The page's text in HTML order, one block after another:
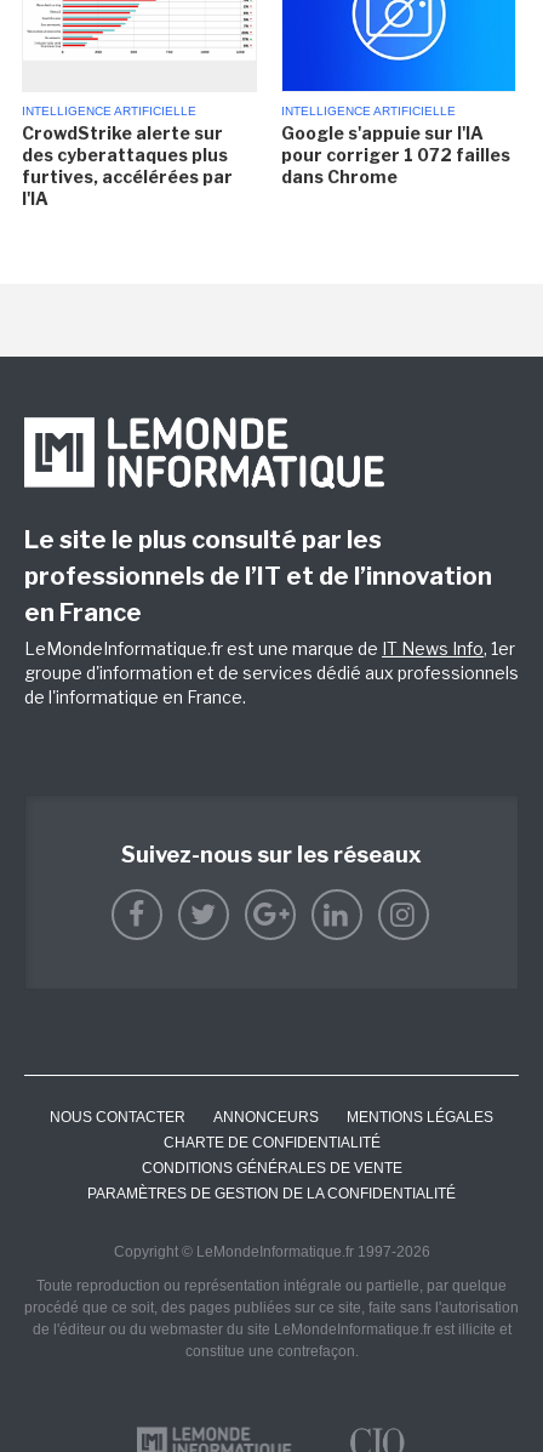
INTELLIGENCE ARTIFICIELLE
CrowdStrike alerte sur
des cyberattaques plus
furtives, accélérées par
l'IA
INTELLIGENCE ARTIFICIELLE
Google s'appuie sur l'IA
pour corriger 1 072 failles
dans Chrome
Le site le plus consulté par les
professionnels de l’IT et de l’innovation
en France
LeMondeInformatique.fr est une marque de IT News Info, 1er
groupe d'information et de services dédié aux professionnels
de l'informatique en France.
Suivez-nous sur les réseaux
NOUS CONTACTER ANNONCEURS
MENTIONS LÉGALES
CHARTE DE CONFIDENTIALITÉ
CONDITIONS GÉNÉRALES DE VENTE
PARAMÈTRES DE GESTION DE LA CONFIDENTIALITÉ
Copyright © LeMondeInformatique.fr 1997-2026
Toute reproduction ou représentation intégrale ou partielle, par quelque
procédé que ce soit, des pages publiées sur ce site, faite sans l'autorisation
de l'éditeur ou du webmaster du site LeMondeInformatique.fr est illicite et
constitue une contrefaçon.